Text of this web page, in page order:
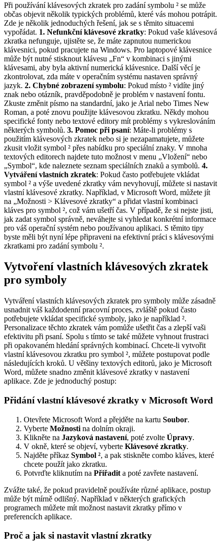
Při používání klávesových zkratek pro zadání symbolu ² se může
občas objevit několik typických problémů, které vás mohou potrápit.
Zde je několik jednoduchých řešení, jak se s těmito situacemi
vypořádat. 1. Nefunkční klávesové zkratky: Pokud vaše klávesová
zkratka nefunguje, ujistěte se, že máte zapnutou numerickou
klávesnici, pokud pracujete na Windows. Pro laptopové klávesnice
může být nutné stisknout klávesu „Fn“ v kombinaci s jinými
klávesami, aby byla aktivní numerická klávesnice. Další věcí je
zkontrolovat, zda máte v operačním systému nastaven správný
jazyk. 2. Chybné zobrazení symbolu: Pokud místo ² vidíte jiný
znak nebo otázník, pravděpodobně je problém v nastavení fontu.
Zkuste změnit písmo na standardní, jako je Arial nebo Times New
Roman, a poté znovu použijte klávesovou zkratku. Někdy mohou
specifické fonty nebo textové editory mít problémy s vykreslováním
některých symbolů. 3. Pomoc při psaní: Máte-li problémy s
použitím klávesových zkratek nebo si je nezapamatujete, můžete
zkusit vložit symbol ² přes nabídku pro speciální znaky. V mnoha
textových editorech najdete tuto možnost v menu „Vložení“ nebo
„Symbol“, kde naleznete seznam speciálních znaků a symbolů. 4.
Vytváření vlastních zkratek: Pokud často potřebujete vkládat
symbol ² a výše uvedené zkratky vám nevyhovují, můžete si nastavit
vlastní klávesové zkratky. Například, v Microsoft Word, můžete jít
na „Možnosti > Klávesové zkratky“ a přidat vlastní kombinaci
kláves pro symbol ², což vám ušetří čas. V případě, že si nejste jisti,
jak zadat symbol správně, neváhejte si vyhledat konkrétní informace
pro váš operační systém nebo používanou aplikaci. S těmito tipy
byste měli být nyní lépe připraveni na efektivní práci s klávesovými
zkratkami pro zadání symbolu ².
Vytvoření vlastních klávesových zkratek
pro symboly
Vytváření vlastních klávesových zkratek pro symboly může zásadně
usnadnit váš každodenní pracovní proces, zvláště pokud často
potřebujete vkládat specifické symboly, jako je například ².
Personalizace těchto zkratek vám pomůže ušetřit čas a zlepší vaši
efektivitu při psaní. Spolu s tímto se také můžete vyhnout frustraci
při opakovaném hledání správných kombinací. Chcete-li vytvořit
vlastní klávesovou zkratku pro symbol ², můžete postupovat podle
následujících kroků. U většiny textových editorů, jako je Microsoft
Word, můžete snadno změnit klávesové zkratky v nastavení
aplikace. Zde je jednoduchý postup:
Přidání vlastní klávesové zkratky v Microsoft Word
Otevřete Microsoft Word a přejděte na kartu Soubor.
Vyberte Možnosti na dolním okraji.
Klikněte na Jazyková nastavení, poté zvolte Úpravy.
V okně, které se objeví, vyberte Klávesové zkratky.
Najděte příkaz Symbol ², a pak stiskněte combo kláves, které
chcete použít jako zkratku.
Potvrďte kliknutím na Přiřadit a poté zavřete nastavení.
Zvážte také, že pokud pravidelně používáte různé aplikace, postup
může být mírně odlišný. Například v některých grafických
programech můžete mít možnost nastavit zkratky přímo v
preferencích aplikace.
Proč a jak si nastavit vlastní zkratky